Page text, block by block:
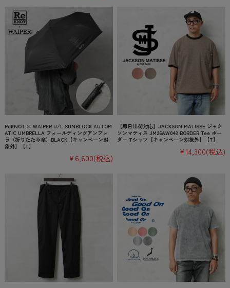
ReKNOT × WAIPER U/L SUNBLOCK AUTOM
ATIC UMBRELLA フォールディングアンブレ
ラ（折りたたみ傘）BLACK【キャンペーン対
象外】【T】
¥6,600(税込)
【即日出荷対応】JACKSON MATISSE ジャク
ソンマティス JM26AW043 BORDER Tee ボー
ダー Tシャツ【キャンペーン対象外】【T】
¥14,300(税込)